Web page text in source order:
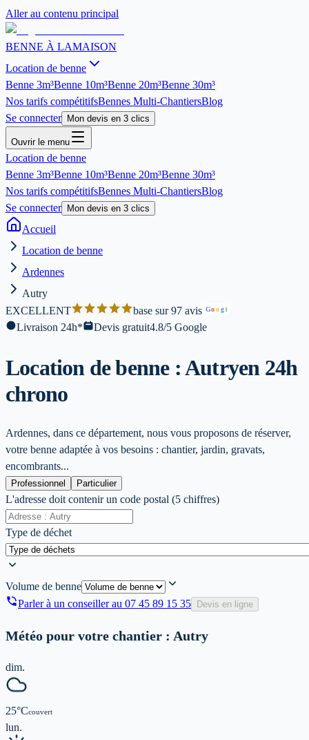
Aller au contenu principal
BENNE À LAMAISON
Location de benne
Benne 3m³Benne 10m³Benne 20m³Benne 30m³
Nos tarifs compétitifsBennes Multi-ChantiersBlog
Se connecter
Mon devis en 3 clics
Ouvrir le menu
Location de benne
Benne 3m³Benne 10m³Benne 20m³Benne 30m³
Nos tarifs compétitifsBennes Multi-ChantiersBlog
Se connecter
Mon devis en 3 clics
Accueil
Location de benne
Ardennes
Autry
EXCELLENT
base sur 97 avis Goog l
Livraison 24h* Devis gratuit4.8/5 Google
Location de benne : Autryen 24h
chrono
Ardennes, dans ce département, nous vous proposons de réserver,
votre benne adaptée à vos besoins : chantier, jardin, gravats,
encombrants...
Professionnel Particulier
L'adresse doit contenir un code postal (5 chiffres)
Type de déchet
Volume de benne
Parler à un conseiller au 07 45 89 15 35 Devis en ligne
Météo pour votre chantier : Autry
dim.
25°Ccouvert
lun.